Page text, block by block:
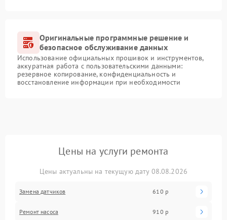
Оригинальные программные решение и
безопасное обслуживание данных
Использование официальных прошивок и инструментов,
аккуратная работа с пользовательскими данными:
резервное копирование, конфиденциальность и
восстановление информации при необходимости
Цены на услуги ремонта
Цены актуальны на текущую дату 08.08.2026
Замена датчиков 610 р
Ремонт насоса 910 р